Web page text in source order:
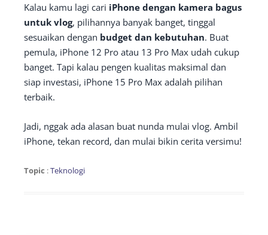
Kalau kamu lagi cari iPhone dengan kamera bagus
untuk vlog, pilihannya banyak banget, tinggal
sesuaikan dengan budget dan kebutuhan. Buat
pemula, iPhone 12 Pro atau 13 Pro Max udah cukup
banget. Tapi kalau pengen kualitas maksimal dan
siap investasi, iPhone 15 Pro Max adalah pilihan
terbaik.
Jadi, nggak ada alasan buat nunda mulai vlog. Ambil
iPhone, tekan record, dan mulai bikin cerita versimu!
Topic :Teknologi